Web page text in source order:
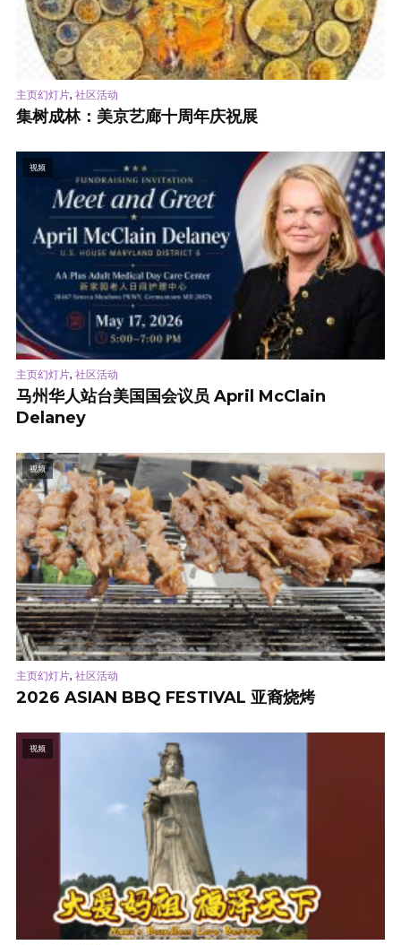
主页幻灯片, 社区活动
集树成林：美京艺廊十周年庆祝展
视频
主页幻灯片, 社区活动
马州华人站台美国国会议员 April McClain
Delaney
视频
主页幻灯片, 社区活动
2026 ASIAN BBQ FESTIVAL 亚裔烧烤
视频